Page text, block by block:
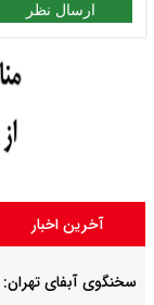
ارسال نظر
آخرین اخبار
سخنگوی آبفای